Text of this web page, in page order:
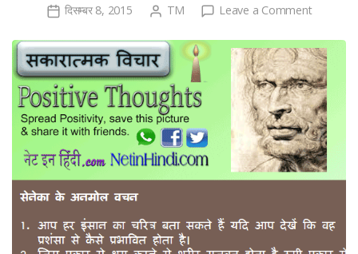
दिसम्बर 8, 2015 TM Leave a Commenton
quotes
in
Hindi
सेनेका
के
अनमोल
वचन